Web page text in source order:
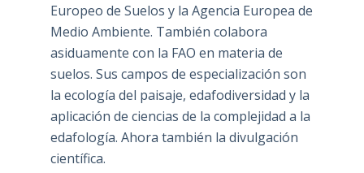
Europeo de Suelos y la Agencia Europea de
Medio Ambiente. También colabora
asiduamente con la FAO en materia de
suelos. Sus campos de especialización son
la ecología del paisaje, edafodiversidad y la
aplicación de ciencias de la complejidad a la
edafología. Ahora también la divulgación
científica.